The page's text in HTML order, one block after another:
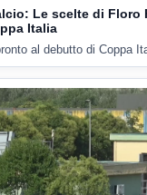
Le scelte di Floro
Italia
al debutto di Coppa